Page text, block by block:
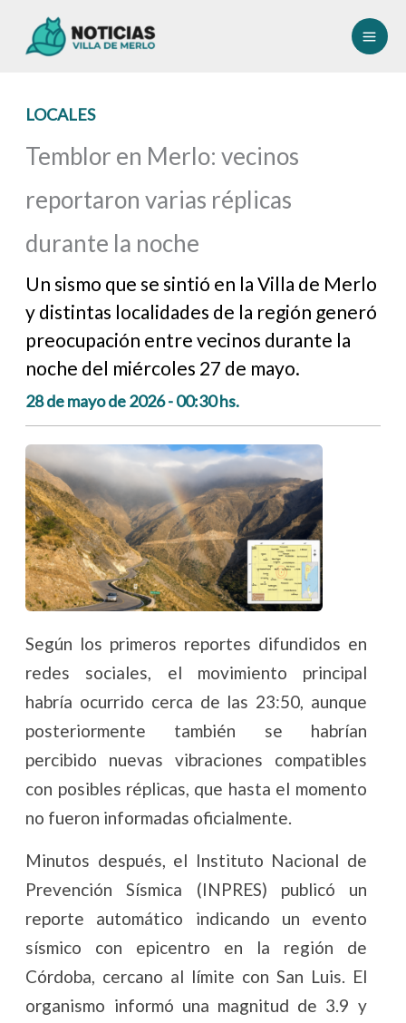
LOCALES
Temblor en Merlo: vecinos
reportaron varias réplicas
durante la noche
Un sismo que se sintió en la Villa de Merlo
y distintas localidades de la región generó
preocupación entre vecinos durante la
noche del miércoles 27 de mayo.
28 de mayo de 2026 - 00:30 hs.
Según los primeros reportes difundidos en
redes sociales, el movimiento principal
habría ocurrido cerca de las 23:50, aunque
posteriormente también se habrían
percibido nuevas vibraciones compatibles
con posibles réplicas, que hasta el momento
no fueron informadas oficialmente.
Minutos después, el Instituto Nacional de
Prevención Sísmica (INPRES) publicó un
reporte automático indicando un evento
sísmico con epicentro en la región de
Córdoba, cercano al límite con San Luis. El
organismo informó una magnitud de 3.9 y